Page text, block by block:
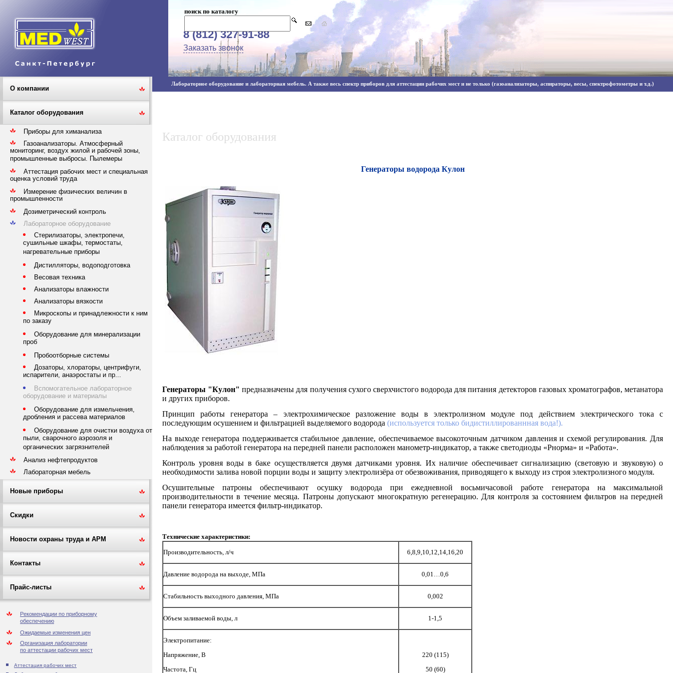
поиск по каталогу
8 (812) 327-91-88
Заказать звонок
О компании
Каталог оборудования
Приборы для химанализа
Газоанализаторы. Атмосферный
мониторинг, воздух жилой и рабочей зоны,
промышленные выбросы. Пылемеры
Аттестация рабочих мест и специальная
оценка условий труда
Измерение физических величин в
промышленности
Дозиметрический контроль
Лабораторное оборудование
Стерилизаторы, электропечи,
сушильные шкафы, термостаты,
нагревательные приборы
Дистилляторы, водоподготовка
Весовая техника
Анализаторы влажности
Анализаторы вязкости
Микроскопы и принадлежности к ним
по заказу
Оборудование для минерализации
проб
Пробоотборные системы
Дозаторы, хлораторы, центрифуги,
испарители, анаэростаты и пр...
Вспомогательное лабораторное
оборудование и материалы
Оборудование для измельчения,
дробления и рассева материалов
Оборудование для очистки воздуха от
пыли, сварочного аэрозоля и
органических загрязнителей
Анализ нефтепродуктов
Лабораторная мебель
Новые приборы
Скидки
Новости охраны труда и АРМ
Контакты
Прайс-листы
Рекомендации по приборному
обеспечению
Ожидаемые изменения цен
Организация лаборатории
по аттестации рабочих мест
Аттестация рабочих мест
Лабораторное оборудование и лабораторная мебель. А также весь спектр приборов для аттестации рабочих мест и не только (газоанализаторы, аспираторы, весы, спектрофотометры и т.д.)
Каталог оборудования
Генераторы водорода Кулон
Генераторы "Кулон" предназначены для получения сухого сверхчистого водорода для питания детекторов газовых хроматографов, метанатора
и других приборов.
Принцип работы генератора – электрохимическое разложение воды в электролизном модуле под действием электрического тока с
последующим осушением и фильтрацией выделяемого водорода (используется только бидистиллированнная вода!).
На выходе генератора поддерживается стабильное давление, обеспечиваемое высокоточным датчиком давления и схемой регулирования. Для
наблюдения за работой генератора на передней панели расположен манометр-индикатор, а также светодиоды «Рнорма» и «Работа».
Контроль уровня воды в баке осуществляется двумя датчиками уровня. Их наличие обеспечивает сигнализацию (световую и звуковую) о
необходимости залива новой порции воды и защиту электролизёра от обезвоживания, приводящего к выходу из строя электролизного модуля.
Осушительные патроны обеспечивают осушку водорода при ежедневной восьмичасовой работе генератора на максимальной
производительности в течение месяца. Патроны допускают многократную регенерацию. Для контроля за состоянием фильтров на передней
панели генератора имеется фильтр-индикатор.
Технические характеристики:
Производительность, л/ч 6,8,9,10,12,14,16,20
Давление водорода на выходе, МПа 0,01…0,6
Стабильность выходного давления, МПа 0,002
Объем заливаемой воды, л 1-1,5
Электропитание:
Напряжение, В
Частота, Гц
220 (115)
50 (60)